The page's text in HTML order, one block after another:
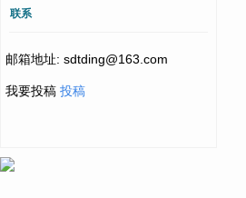
联系
邮箱地址: sdtding@163.com
我要投稿 投稿